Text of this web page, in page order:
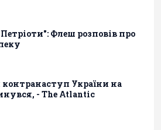
Флеш розповів про
України на
- The Atlantic